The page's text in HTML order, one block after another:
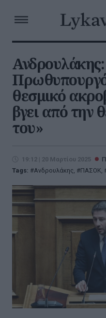
θεσμικό
βγει από την
του»
19:12 | 20 Μαρτίου 2025
Tags:
Ανδρουλάκης, ΠΑΣΟΚ,